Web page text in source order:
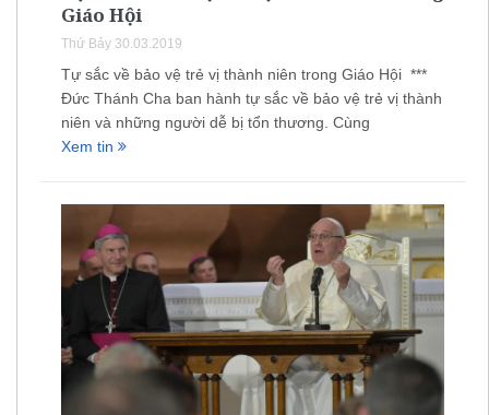
Giáo Hội
Thứ Bảy 30.03.2019
Tự sắc về bảo vệ trẻ vị thành niên trong Giáo Hội ***
Đức Thánh Cha ban hành tự sắc về bảo vệ trẻ vị thành
niên và những người dễ bị tổn thương. Cùng
Xem tin